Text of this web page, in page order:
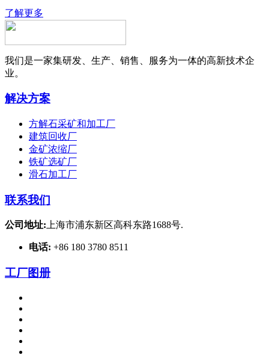
了解更多
我们是一家集研发、生产、销售、服务为一体的高新技术企
业。
解决方案
方解石采矿和加工厂
建筑回收厂
金矿浓缩厂
铁矿选矿厂
滑石加工厂
联系我们
公司地址:上海市浦东新区高科东路1688号.
电话: +86 180 3780 8511
工厂图册